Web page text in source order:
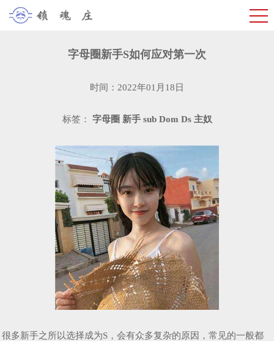
字母圈新手S如何应对第一次
时间：2022年01月18日
标签： 字母圈 新手 sub Dom Ds 主奴
很多新手之所以选择成为S，会有众多复杂的原因，常见的一般都